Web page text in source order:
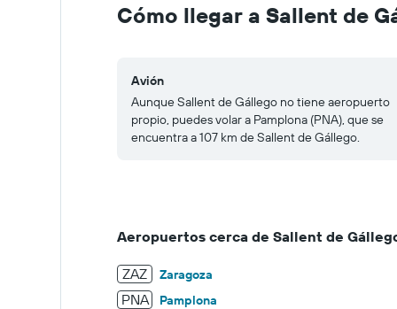
to
400.
Cómo llegar a Sallent de
Avión
Aunque Sallent de Gállego no tiene aeropuerto
propio, puedes volar a Pamplona (PNA), que se
encuentra a 107 km de Sallent de Gállego.
Aeropuertos cerca de Sallent de
ZAZ Zaragoza
PNA Pamplona